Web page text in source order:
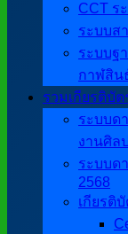
CCT ร
ระบบส
ระบบฐ
กาฬสิน
รวมเกียรติบั
ระบบด
งานศิล
ระบบด
2568
เกียรติ